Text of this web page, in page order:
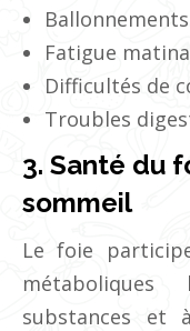
Fatigue
Difficultés de
Troubles
3. Santé du
sommeil
Le foie
substances et